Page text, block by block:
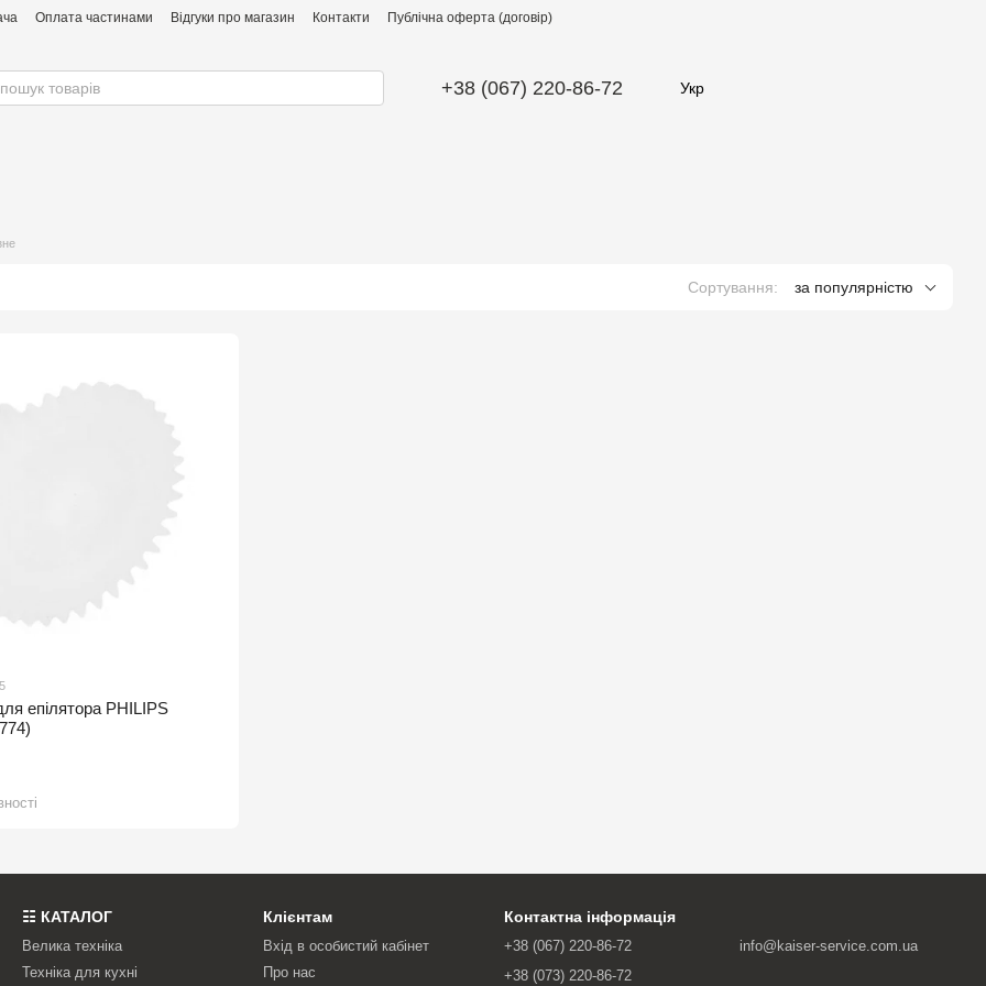
Оплата частинами Відгуки про магазин Контакти Публічна оферта (договір)
+38 (067) 220-86-72 Укр
Сортування: за популярністю
епілятора PHILIPS
☷ КАТАЛОГ
Велика техніка
Техніка для кухні
Клієнтам
Вхід в особистий кабінет
Про нас
Контактна інформація
+38 (067) 220-86-72
+38 (073) 220-86-72
info@kaiser-service.com.ua